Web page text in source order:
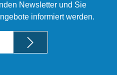
Newsletter und Sie
informiert werden.